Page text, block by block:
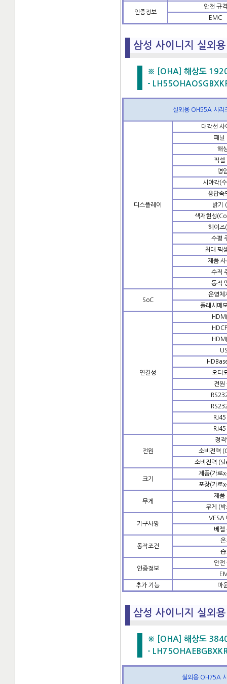
인증정보
안전 규격
EMC
삼성 사이니지 실외
※ [OHA] 해상도
-
실외용 OH55A 시리
디스플레이
대각선
패널
해
픽셀
명
시야각(
응답속
밝기
색재현성
헤이즈
수평
최대 픽
제품
수직
동적
SoC
운영체
플래시메
연결성
오디
전원
전원
정
소비전력
소비전력
크기
제품(가로
포장(가로
무게
제품
무게 (
기구사양
VESA
베젤
동작조건
온
습
인증정보
안전
추가 기능
마
삼성 사이니지 실외
※ [OHA] 해상도
-
실외용 OH75A